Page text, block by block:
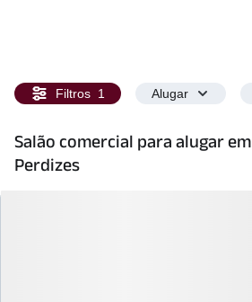
Filtros 1 Alugar
Salão comercial para alugar em
Perdizes